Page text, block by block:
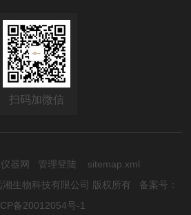
扫码加微信
器网 管理登陆
sitemap.xml
生物科技有限公司 版权所有 备案号：
备20012054号-1